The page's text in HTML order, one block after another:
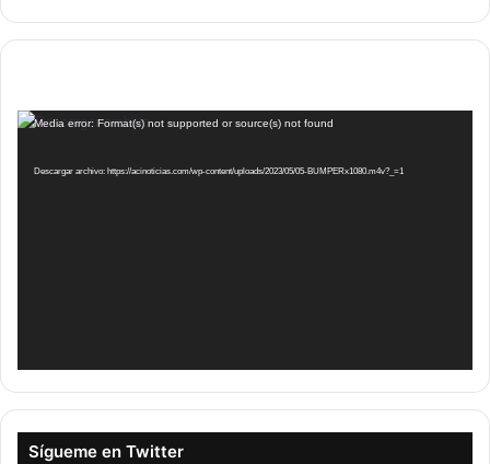
Reproductor
vídeo
Media error: Format(s) not supported or source(s) not found
Descargar archivo: https://acinoticias.com/wp-content/uploads/2023/05/05-BUMPERx1080.m4v?_=1
Sígueme en Twitter